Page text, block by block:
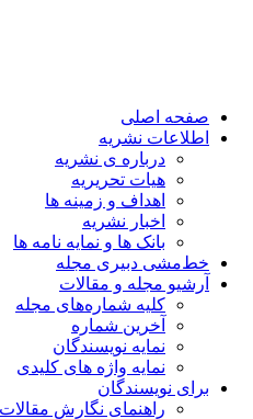
صفحه اصلی
اطلاعات نشریه
درباره ی نشریه
هیات تحریریه
اهداف و زمینه ها
اخبار نشریه
بانک ها و نمایه نامه ها
خط‌مشی دبیری مجله
آرشیو مجله و مقالات
کلیه شماره‌های مجله
آخرین شماره
نمایه نویسندگان
نمایه واژه های کلیدی
برای نویسندگان
راهنمای نگارش مقالات